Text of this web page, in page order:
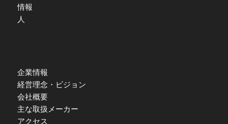
情報
人
企業情報
経営理念・ビジョン
会社概要
主な取扱メーカー
アクセス